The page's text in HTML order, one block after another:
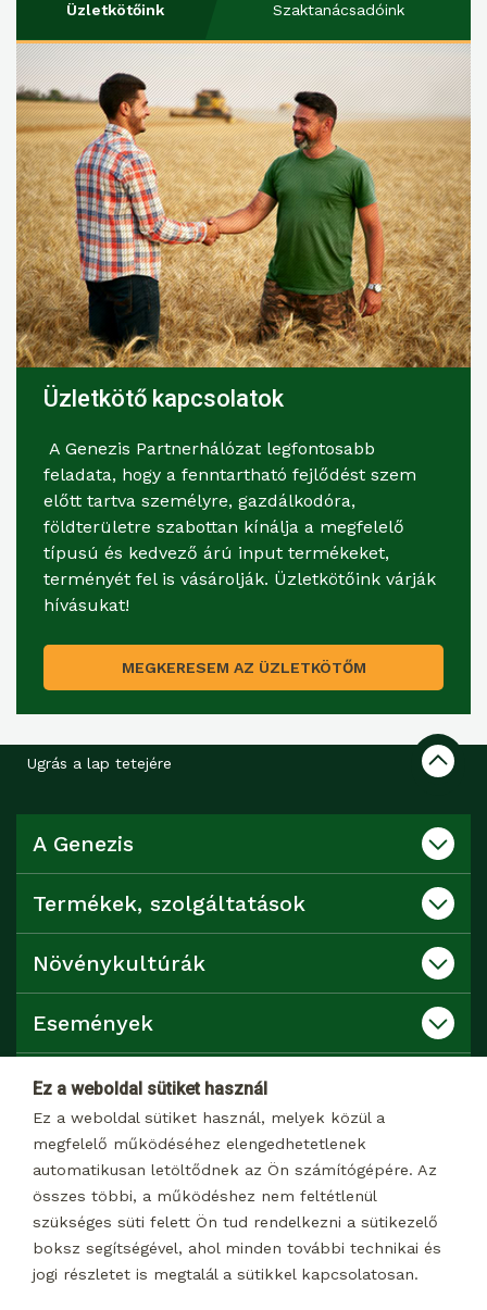
Ez a weboldal sütiket használ
Ez a weboldal sütiket használ, melyek közül a
megfelelő működéséhez elengedhetetlenek
automatikusan letöltődnek az Ön számítógépére. Az
összes többi, a működéshez nem feltétlenül
szükséges süti felett Ön tud rendelkezni a sütikezelő
boksz segítségével, ahol minden további technikai és
jogi részletet is megtalál a sütikkel kapcsolatosan.
Üzletkötőink Szaktanácsadóink
Üzletkötő kapcsolatok
A Genezis Partnerhálózat legfontosabb
feladata, hogy a fenntartható fejlődést szem
előtt tartva személyre, gazdálkodóra,
földterületre szabottan kínálja a megfelelő
típusú és kedvező árú input termékeket,
terményét fel is vásárolják. Üzletkötőink várják
hívásukat!
MEGKERESEM AZ ÜZLETKÖTŐM
Ugrás a lap tetejére
A Genezis
Termékek, szolgáltatások
Növénykultúrák
Események
Katalógusok
Kapcsolat
Dokumentumtár